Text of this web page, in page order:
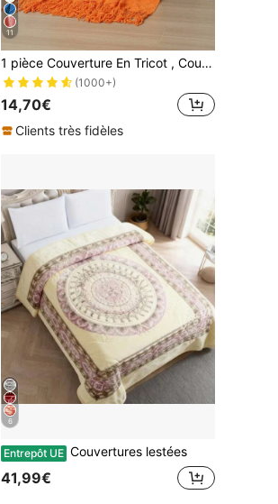
11
1 pièce Couverture En Tricot , Couverture De Canapé , Couvre-lit , Bureau Sieste Couverture , Fil , Été , Châle , Sieste Couverture
(1000+)
14,70€
Clients très fidèles
6
Entrepôt UE Couvertures lestées
41,99€